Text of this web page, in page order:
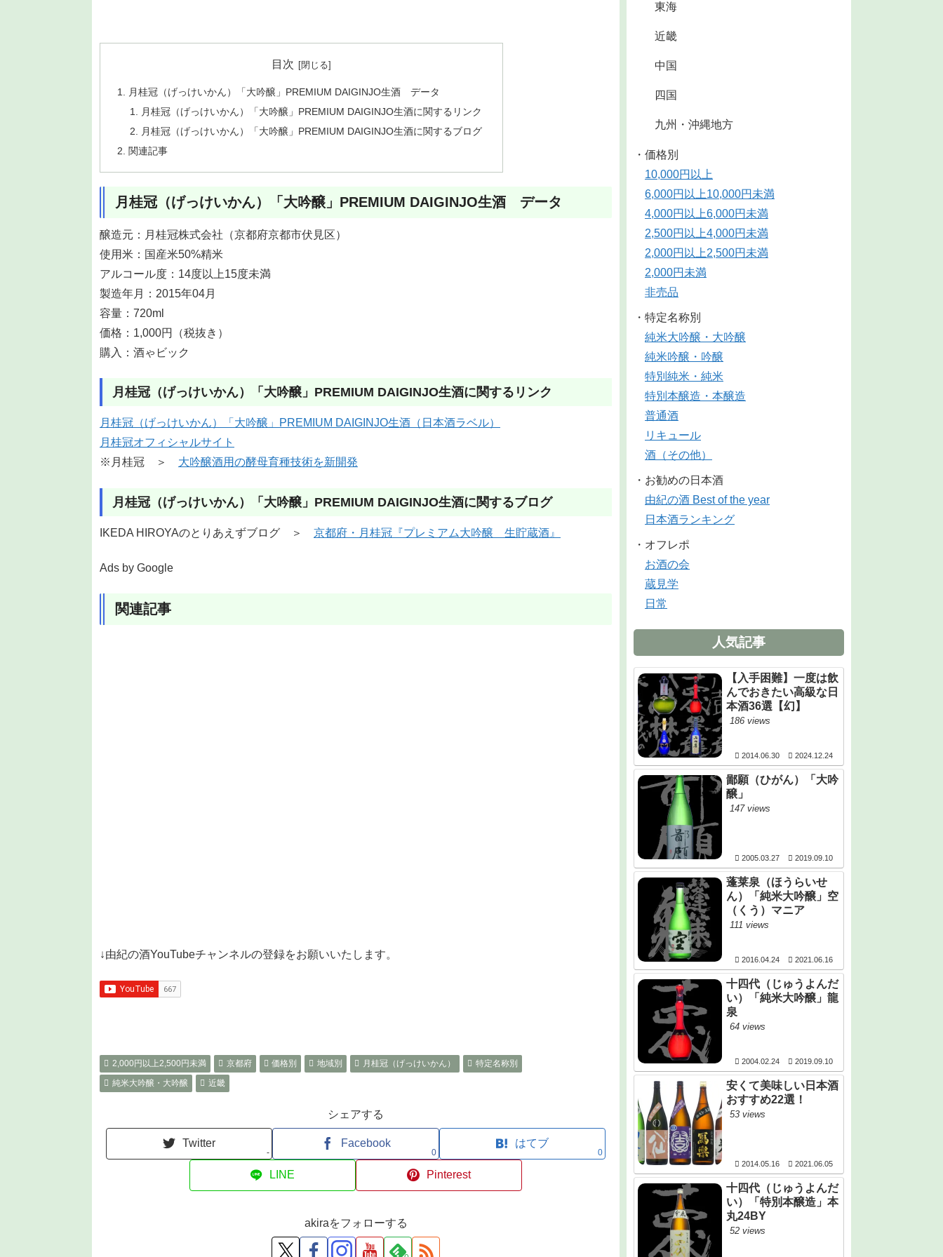
目次
月桂冠（げっけいかん）「大吟醸」PREMIUM DAIGINJO生酒 データ
月桂冠（げっけいかん）「大吟醸」PREMIUM DAIGINJO生酒に関するリンク
月桂冠（げっけいかん）「大吟醸」PREMIUM DAIGINJO生酒に関するブログ
関連記事
月桂冠（げっけいかん）「大吟醸」PREMIUM DAIGINJO生酒 データ
醸造元：月桂冠株式会社（京都府京都市伏見区）
使用米：国産米50%精米
アルコール度：14度以上15度未満
製造年月：2015年04月
容量：720ml
価格：1,000円（税抜き）
購入：酒ゃビック
月桂冠（げっけいかん）「大吟醸」PREMIUM DAIGINJO生酒に関するリンク
月桂冠（げっけいかん）「大吟醸」PREMIUM DAIGINJO生酒（日本酒ラベル）
月桂冠オフィシャルサイト
※月桂冠 ＞ 大吟醸酒用の酵母育種技術を新開発
月桂冠（げっけいかん）「大吟醸」PREMIUM DAIGINJO生酒に関するブログ
IKEDA HIROYAのとりあえずブログ ＞ 京都府・月桂冠『プレミアム大吟醸 生貯蔵酒』
Ads by Google
関連記事
↓由紀の酒YouTubeチャンネルの登録をお願いいたします。
2,000円以上2,500円未満 京都府 価格別 地域別 月桂冠（げっけいかん）
特定名称別
純米大吟醸・大吟醸
近畿
シェアする
Twitter
-
Facebook
0
はてブ
0
LINE Pinterest
akiraをフォローする
東海
近畿
中国
四国
九州・沖縄地方
・価格別
10,000円以上
6,000円以上10,000円未満
4,000円以上6,000円未満
2,500円以上4,000円未満
2,000円以上2,500円未満
2,000円未満
非売品
・特定名称別
純米大吟醸・大吟醸
純米吟醸・吟醸
特別純米・純米
特別本醸造・本醸造
普通酒
リキュール
酒（その他）
・お勧めの日本酒
由紀の酒 Best of the year
日本酒ランキング
・オフレポ
お酒の会
蔵見学
日常
人気記事
【入手困難】一度は飲
んでおきたい高級な日
本酒36選【幻】
186 views
2014.06.30 2024.12.24
鄙願（ひがん）「大吟
醸」
147 views
2005.03.27 2019.09.10
蓬莱泉（ほうらいせ
ん）「純米大吟醸」空
（くう）マニア
111 views
2016.04.24 2021.06.16
十四代（じゅうよんだ
い）「純米大吟醸」龍
泉
64 views
2004.02.24 2019.09.10
安くて美味しい日本酒
おすすめ22選！
53 views
2014.05.16 2021.06.05
十四代（じゅうよんだ
い）「特別本醸造」本
丸24BY
52 views